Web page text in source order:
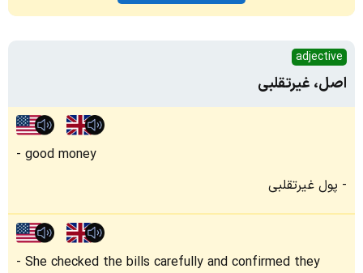
adjective
اصل، غیرتقلبی
good money
پول غیرتقلبی
She checked the bills carefully and confirmed they